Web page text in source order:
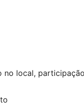
no local,